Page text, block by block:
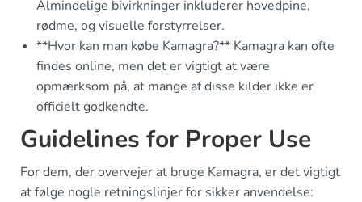
Almindelige bivirkninger inkluderer hovedpine,
rødme, og visuelle forstyrrelser.
**Hvor kan man købe Kamagra?** Kamagra kan ofte
findes online, men det er vigtigt at være
opmærksom på, at mange af disse kilder ikke er
officielt godkendte.
Guidelines for Proper Use
For dem, der overvejer at bruge Kamagra, er det vigtigt
at følge nogle retningslinjer for sikker anvendelse: